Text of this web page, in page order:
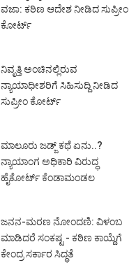
ವಜಾ: ಕಠಿಣ ಆದೇಶ ನೀಡಿದ ಸುಪ್ರೀಂ
ಕೋರ್ಟ್‌
ನಿವೃತ್ತಿ ಅಂಚಿನಲ್ಲಿರುವ
ನ್ಯಾಯಾಧೀಶರಿಗೆ ಸಿಹಿಸುದ್ದಿ ನೀಡಿದ
ಸುಪ್ರೀಂ ಕೋರ್ಟ್‌
ಮಾಲೂರು ಜಡ್ಜ್‌ ಕಥೆ ಏನು..?
ನ್ಯಾಯಾಂಗ ಅಧಿಕಾರಿ ವಿರುದ್ಧ
ಹೈಕೋರ್ಟ್ ಕೆಂಡಾಮಂಡಲ
ಜನನ-ಮರಣ ನೋಂದಣಿ: ವಿಳಂಬ
ಮಾಡಿದರೆ ಸಂಕಷ್ಟ - ಕಠಿಣ ಕಾಯ್ದೆಗೆ
ಕೇಂದ್ರ ಸರ್ಕಾರ ಸಿದ್ಧತೆ